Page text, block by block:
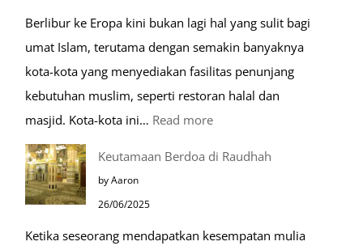
Masjid
Nabawi
Berlibur ke Eropa kini bukan lagi hal yang sulit bagi
umat Islam, terutama dengan semakin banyaknya
kota-kota yang menyediakan fasilitas penunjang
kebutuhan muslim, seperti restoran halal dan
masjid. Kota-kota ini… Read more:
di
Keutamaan Berdoa di Raudhah
by Aaron
26/06/2025
Ketika seseorang mendapatkan kesempatan mulia